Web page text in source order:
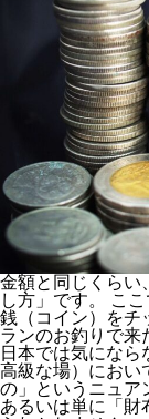
金額と同じくらい
し方」です。 こ
銭（コイン）をチ
ランのお釣りで
日本では気になら
高級な場）におい
の」というニュア
あるいは単に「財